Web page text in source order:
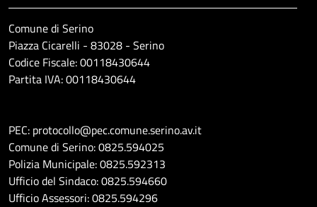
Comune di Serino
Piazza Cicarelli - 83028 - Serino
Codice Fiscale: 00118430644
Partita IVA: 00118430644
PEC: protocollo@pec.comune.serino.av.it
Comune di Serino: 0825.594025
Polizia Municipale: 0825.592313
Ufficio del Sindaco: 0825.594660
Ufficio Assessori: 0825.594296